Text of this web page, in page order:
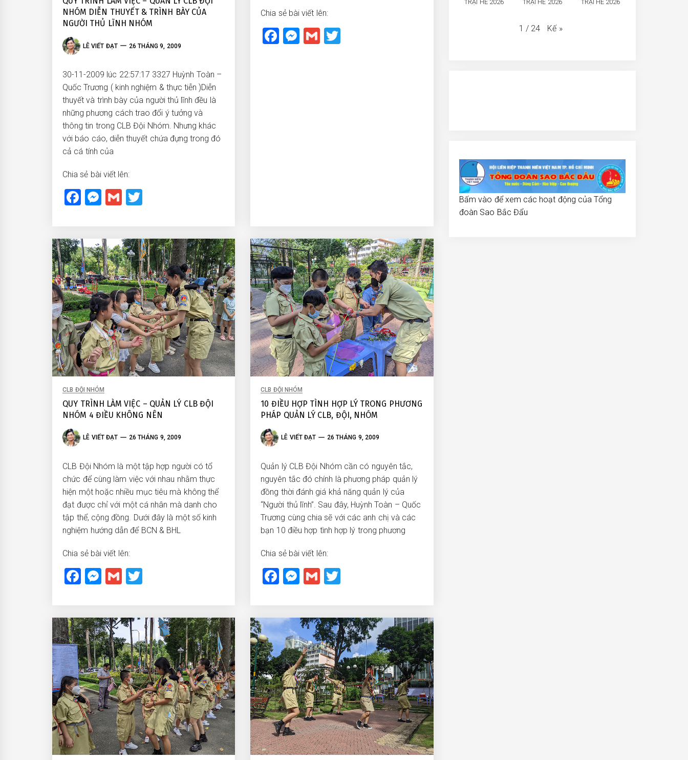
NHÓM DIỄN THUYẾT & TRÌNH BÀY CỦA
NGƯỜI THỦ LĨNH NHÓM
LÊ VIẾT ĐẠT 26 THÁNG 9, 2009
30-11-2009 lúc 22:57:17 3327 Huỳnh Toàn –
Quốc Trương ( kinh nghiệm & thực tiễn )Diễn
thuyết và trình bày của người thủ lĩnh đều là
những phương cách trao đổi ý tưởng và
thông tin trong CLB Đội Nhóm. Nhưng khác
với báo cáo, diễn thuyết chứa đựng trong đó
cả cá tính của
Chia sẻ bài viết lên:
Facebook
Messenger
Gmail
Chia sẻ bài viết lên:
Facebook
Messenger
Gmail
CLB ĐỘI NHÓM
QUY TRÌNH LÀM VIỆC – QUẢN LÝ CLB ĐỘI
NHÓM 4 ĐIỀU KHÔNG NÊN
LÊ VIẾT ĐẠT 26 THÁNG 9, 2009
CLB Đội Nhóm là một tập hợp người có tổ
chức để cùng làm việc với nhau nhằm thực
hiện một hoặc nhiều mục tiêu mà không thể
đạt được chỉ với một cá nhân mà danh cho
tập thể, cộng đồng. Dưới đây là một số kinh
nghiệm hướng dẫn để BCN & BHL
Chia sẻ bài viết lên:
Facebook
Messenger
Gmail
CLB ĐỘI NHÓM
10 ĐIỀU HỢP TÌNH HỢP LÝ TRONG PHƯƠNG
PHÁP QUẢN LÝ CLB, ĐỘI, NHÓM
LÊ VIẾT ĐẠT 26 THÁNG 9, 2009
Quản lý CLB Đội Nhóm cần có nguyên tắc,
nguyên tắc đó chính là phương pháp quản lý
đồng thời đánh giá khả năng quản lý của
“Người thủ lĩnh”. Sau đây, Huỳnh Toàn – Quốc
Trương cùng chia sẽ với các anh chị và các
bạn 10 điều hợp tình hợp lý trong phương
Chia sẻ bài viết lên:
Facebook
Messenger
Gmail
TRẠI HÈ 2026
TRẠI HÈ 2026
TRẠI HÈ 2026
1 / 24 Kế »
Bấm vào để xem các hoạt động của Tổng
đoàn Sao Bắc Đẩu